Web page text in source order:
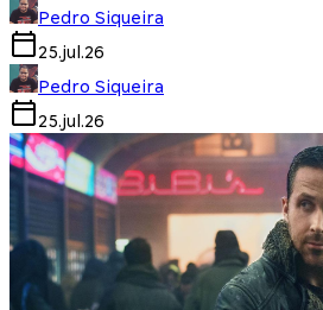
Pedro Siqueira
25.jul.26
Pedro Siqueira
25.jul.26